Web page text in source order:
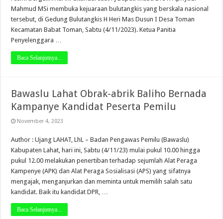
Mahmud MSi membuka kejuaraan bulutangkis yang berskala nasional
tersebut, di Gedung Bulutangkis H Heri Mas Dusun I Desa Toman
Kecamatan Babat Toman, Sabtu (4/11/2023). Ketua Panitia
Penyelenggara …
Baca Selanjutnya...
Bawaslu Lahat Obrak-abrik Baliho Bernada
Kampanye Kandidat Peserta Pemilu
November 4, 2023
Author : Ujang LAHAT, LhL – Badan Pengawas Pemilu (Bawaslu)
Kabupaten Lahat, hari ini, Sabtu (4/11/23) mulai pukul 10.00 hingga
pukul 12.00 melakukan penertiban terhadap sejumlah Alat Peraga
Kampenye (APK) dan Alat Peraga Sosialisasi (APS) yang sifatnya
mengajak, menganjurkan dan meminta untuk memilih salah satu
kandidat. Baik itu kandidat DPR, …
Baca Selanjutnya...